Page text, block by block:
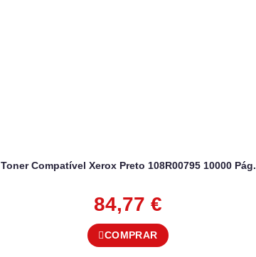
Toner Compatível Xerox Preto 108R00795 10000 Pág.
84,77 €
COMPRAR